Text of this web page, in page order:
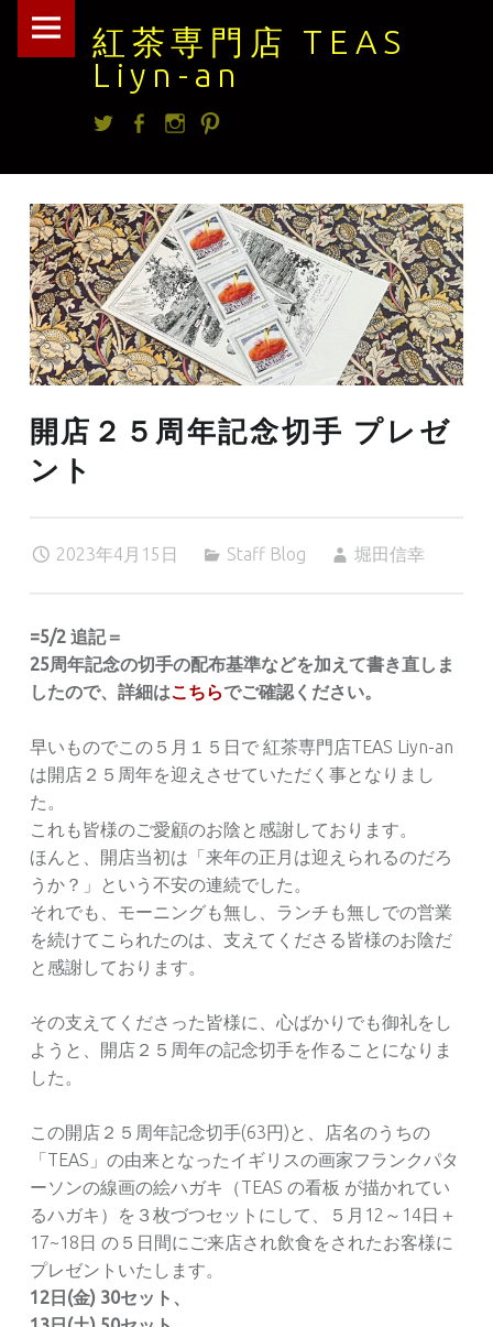
紅茶専門店 TEAS
Liyn-an
紅
Liyn-
an
site
navigation
Skip
Twitterfacebook
Instagram
開店２５周年記念切手 プレゼ
ント
2023年4月15日 Staff Blog 堀田信幸
=5/2 追記＝
25周年記念の切手の配布基準などを加えて書き直しま
したので、詳細はこちらでご確認ください。
早いものでこの５月１５日で 紅茶専門店TEAS Liyn-an
は開店２５周年を迎えさせていただく事となりまし
た。
これも皆様のご愛顧のお陰と感謝しております。
ほんと、開店当初は「来年の正月は迎えられるのだろ
うか？」という不安の連続でした。
それでも、モーニングも無し、ランチも無しでの営業
を続けてこられたのは、支えてくださる皆様のお陰だ
と感謝しております。
その支えてくださった皆様に、心ばかりでも御礼をし
ようと、開店２５周年の記念切手を作ることになりま
した。
この開店２５周年記念切手(63円)と、店名のうちの
「TEAS」の由来となったイギリスの画家フランクパタ
ーソンの線画の絵ハガキ（TEAS の看板 が描かれてい
るハガキ）を３枚づつセットにして、５月12～14日＋
17~18日 の５日間にご来店され飲食をされたお客様に
プレゼントいたします。
12日(金) 30セット、